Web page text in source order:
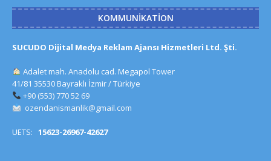
KOMMUNIKATION
SUCUDO Dijital Medya Reklam Ajansı Hizmetleri Ltd. Şti.
Adalet mah. Anadolu cad. Megapol Tower
41/81 35530 Bayraklı İzmir / Türkiye
+90 (553) 770 52 69
ozendanismanlik@gmail.com
UETS: 15623-26967-42627